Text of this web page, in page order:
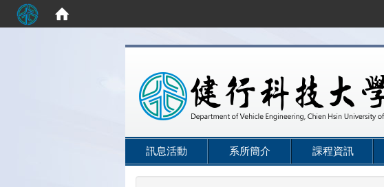
訊息活動 系所簡介 課程資訊